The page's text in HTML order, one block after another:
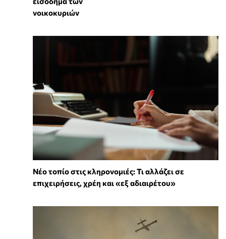
νοικοκυριών
Νέο τοπίο στις κληρονομιές: Τι αλλάζει σε
επιχειρήσεις, χρέη και «εξ αδιαιρέτου»